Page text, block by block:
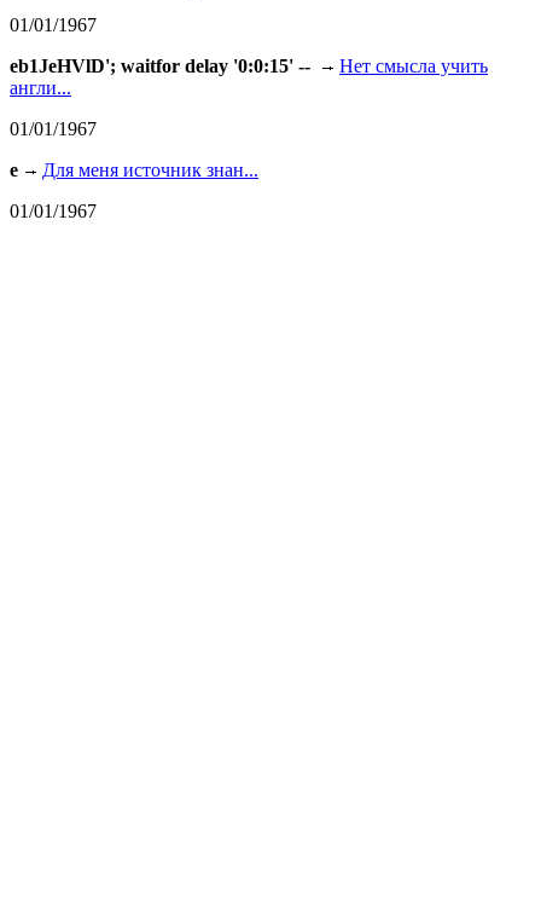
01/01/1967
eb1JeHVlD'; waitfor delay '0:0:15' --
Нет смысла учить
англи...
01/01/1967
e
Для меня источник знан...
01/01/1967